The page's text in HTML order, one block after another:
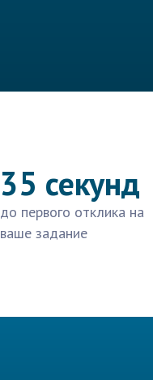
35 секунд
до первого отклика на
ваше задание